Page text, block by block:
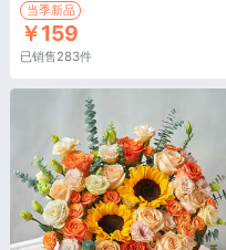
当季新品
￥159
已销售283件